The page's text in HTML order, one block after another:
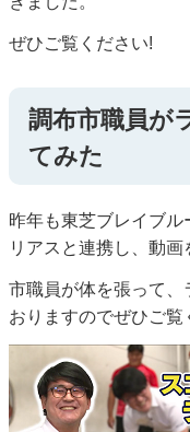
ぜひご覧ください!
調布市職員が
てみた
昨年も東芝ブレイブ
リアスと連携し、動画
市職員が体を張って、
おりますのでぜひご覧